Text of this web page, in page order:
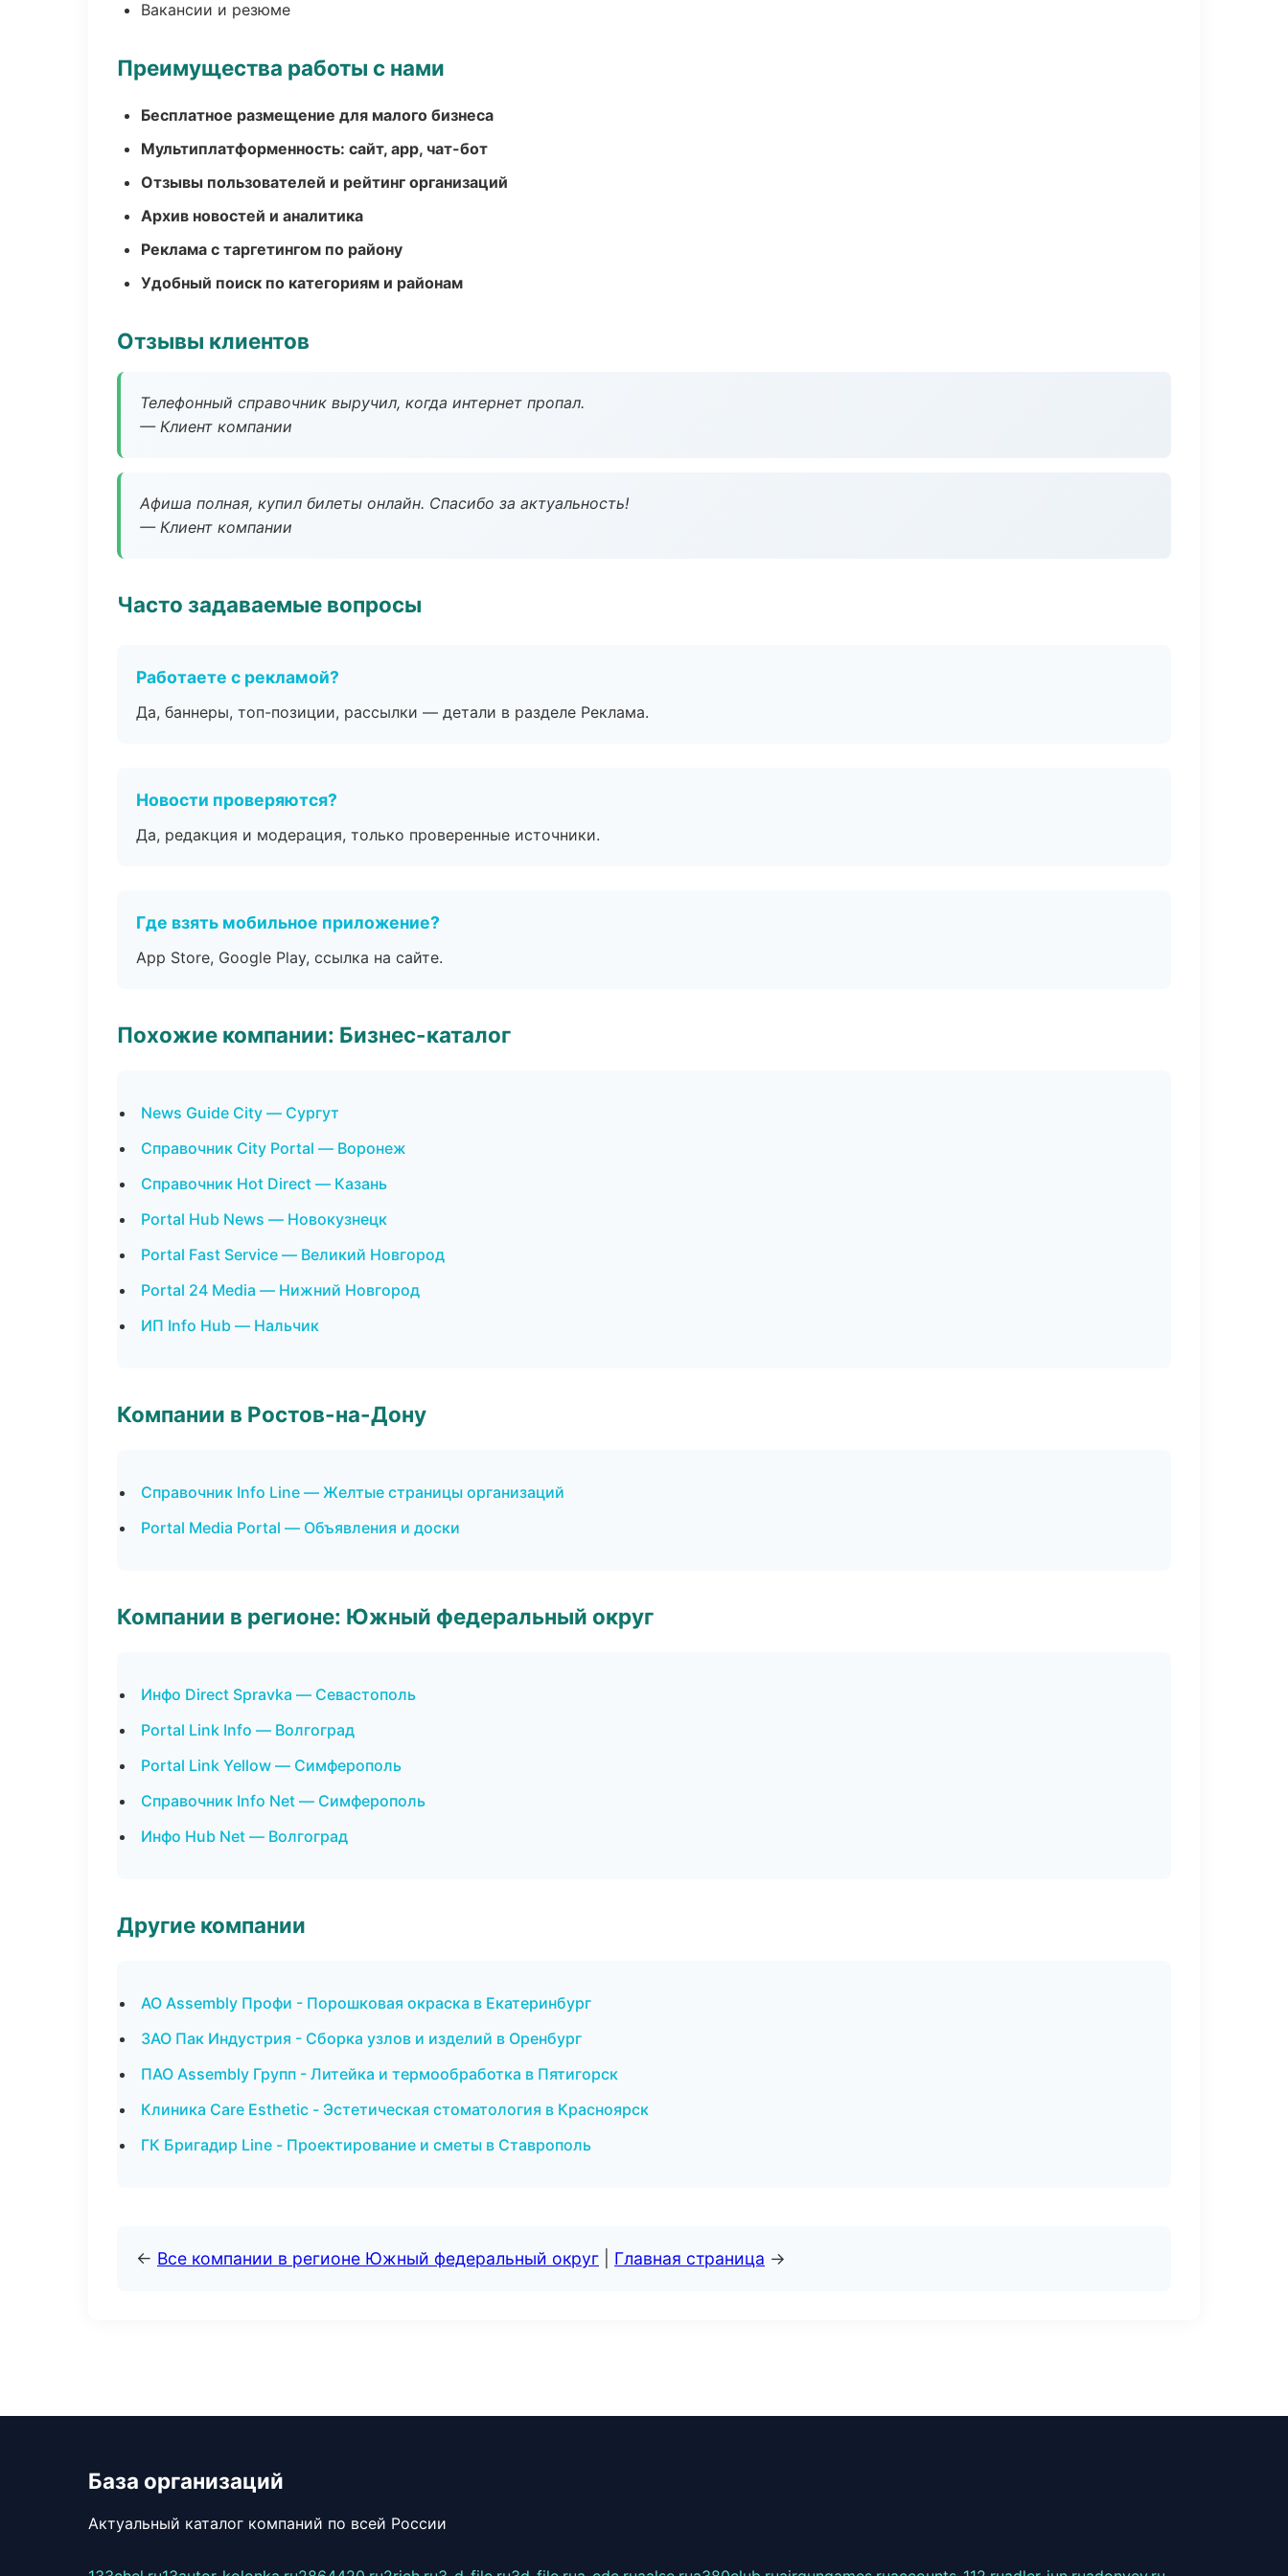
Вакансии и резюме
Преимущества работы с нами
Бесплатное размещение для малого бизнеса
Мультиплатформенность: сайт, app, чат-бот
Отзывы пользователей и рейтинг организаций
Архив новостей и аналитика
Реклама с таргетингом по району
Удобный поиск по категориям и районам
Отзывы клиентов
Телефонный справочник выручил, когда интернет пропал.
— Клиент компании
Афиша полная, купил билеты онлайн. Спасибо за актуальность!
— Клиент компании
Часто задаваемые вопросы
Работаете с рекламой?
Да, баннеры, топ-позиции, рассылки — детали в разделе Реклама.
Новости проверяются?
Да, редакция и модерация, только проверенные источники.
Где взять мобильное приложение?
App Store, Google Play, ссылка на сайте.
Похожие компании: Бизнес-каталог
News Guide City — Сургут
Справочник City Portal — Воронеж
Справочник Hot Direct — Казань
Portal Hub News — Новокузнецк
Portal Fast Service — Великий Новгород
Portal 24 Media — Нижний Новгород
ИП Info Hub — Нальчик
Компании в Ростов-на-Дону
Справочник Info Line — Желтые страницы организаций
Portal Media Portal — Объявления и доски
Компании в регионе: Южный федеральный округ
Инфо Direct Spravka — Севастополь
Portal Link Info — Волгоград
Portal Link Yellow — Симферополь
Справочник Info Net — Симферополь
Инфо Hub Net — Волгоград
Другие компании
АО Assembly Профи - Порошковая окраска в Екатеринбург
ЗАО Пак Индустрия - Сборка узлов и изделий в Оренбург
ПАО Assembly Групп - Литейка и термообработка в Пятигорск
Клиника Care Esthetic - Эстетическая стоматология в Красноярск
ГК Бригадир Line - Проектирование и сметы в Ставрополь
← Все компании в регионе Южный федеральный округ Главная страница →
База организаций
Актуальный каталог компаний по всей России